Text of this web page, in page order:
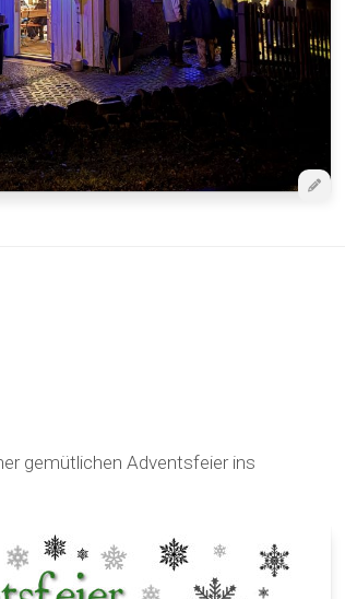
gemütlichen Adventsfeier ins